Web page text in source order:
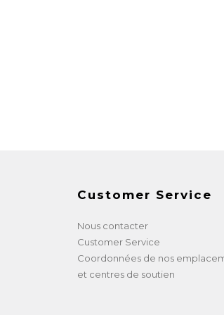
Customer Service
Nous contacter
Customer Service
Coordonnées de nos
et centres de soutien